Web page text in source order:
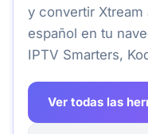
y convertir Xtream
español en tu
IPTV Smarters,
Ver todas las